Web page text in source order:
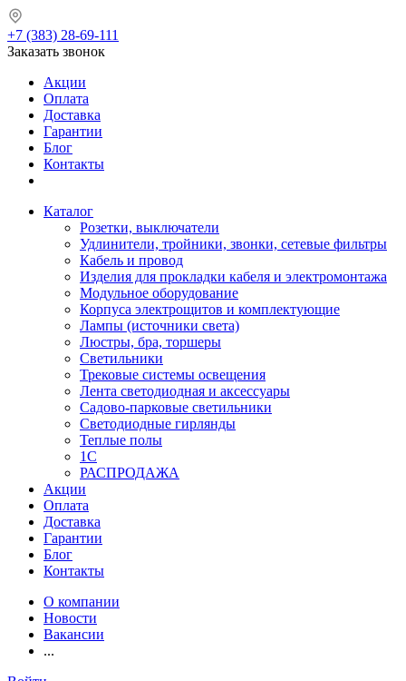
+7 (383) 28-69-111
Заказать звонок
Акции
Оплата
Доставка
Гарантии
Блог
Контакты
Каталог
Розетки, выключатели
Удлинители, тройники, звонки, сетевые фильтры
Кабель и провод
Изделия для прокладки кабеля и электромонтажа
Модульное оборудование
Корпуса электрощитов и комплектующие
Лампы (источники света)
Люстры, бра, торшеры
Светильники
Трековые системы освещения
Лента светодиодная и аксессуары
Садово-парковые светильники
Светодиодные гирлянды
Теплые полы
1С
РАСПРОДАЖА
Акции
Оплата
Доставка
Гарантии
Блог
Контакты
О компании
Новости
Вакансии
...